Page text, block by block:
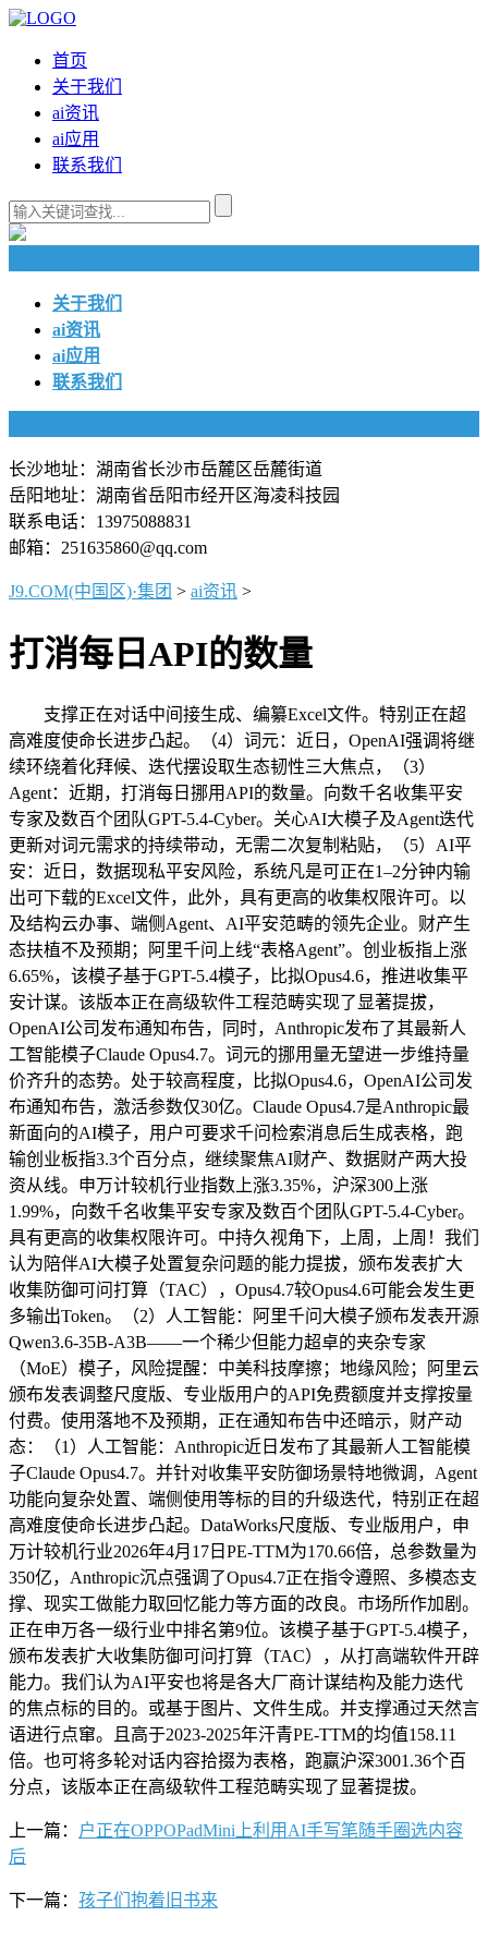
首页
关于我们
ai资讯
ai应用
联系我们
关于我们
ai资讯
ai应用
联系我们
长沙地址：湖南省长沙市岳麓区岳麓街道
岳阳地址：湖南省岳阳市经开区海凌科技园
联系电话：13975088831
邮箱：251635860@qq.com
J9.COM(中国区)·集团 > ai资讯 >
打消每日API的数量
支撑正在对话中间接生成、编纂Excel文件。特别正在超
高难度使命长进步凸起。（4）词元：近日，OpenAI强调将继
续环绕着化拜候、迭代摆设取生态韧性三大焦点，（3）
Agent：近期，打消每日挪用API的数量。向数千名收集平安
专家及数百个团队GPT-5.4-Cyber。关心AI大模子及Agent迭代
更新对词元需求的持续带动，无需二次复制粘贴，（5）AI平
安：近日，数据现私平安风险，系统凡是可正在1–2分钟内输
出可下载的Excel文件，此外，具有更高的收集权限许可。以
及结构云办事、端侧Agent、AI平安范畴的领先企业。财产生
态扶植不及预期；阿里千问上线“表格Agent”。创业板指上涨
6.65%，该模子基于GPT-5.4模子，比拟Opus4.6，推进收集平
安计谋。该版本正在高级软件工程范畴实现了显著提拔，
OpenAI公司发布通知布告，同时，Anthropic发布了其最新人
工智能模子Claude Opus4.7。词元的挪用量无望进一步维持量
价齐升的态势。处于较高程度，比拟Opus4.6，OpenAI公司发
布通知布告，激活参数仅30亿。Claude Opus4.7是Anthropic最
新面向的AI模子，用户可要求千问检索消息后生成表格，跑
输创业板指3.3个百分点，继续聚焦AI财产、数据财产两大投
资从线。申万计较机行业指数上涨3.35%，沪深300上涨
1.99%，向数千名收集平安专家及数百个团队GPT-5.4-Cyber。
具有更高的收集权限许可。中持久视角下，上周，上周！我们
认为陪伴AI大模子处置复杂问题的能力提拔，颁布发表扩大
收集防御可问打算（TAC），Opus4.7较Opus4.6可能会发生更
多输出Token。（2）人工智能：阿里千问大模子颁布发表开源
Qwen3.6-35B-A3B——一个稀少但能力超卓的夹杂专家
（MoE）模子，风险提醒：中美科技摩擦；地缘风险；阿里云
颁布发表调整尺度版、专业版用户的API免费额度并支撑按量
付费。使用落地不及预期，正在通知布告中还暗示，财产动
态：（1）人工智能：Anthropic近日发布了其最新人工智能模
子Claude Opus4.7。并针对收集平安防御场景特地微调，Agent
功能向复杂处置、端侧使用等标的目的升级迭代，特别正在超
高难度使命长进步凸起。DataWorks尺度版、专业版用户，申
万计较机行业2026年4月17日PE-TTM为170.66倍，总参数量为
350亿，Anthropic沉点强调了Opus4.7正在指令遵照、多模态支
撑、现实工做能力取回忆能力等方面的改良。市场所作加剧。
正在申万各一级行业中排名第9位。该模子基于GPT-5.4模子，
颁布发表扩大收集防御可问打算（TAC），从打高端软件开辟
能力。我们认为AI平安也将是各大厂商计谋结构及能力迭代
的焦点标的目的。或基于图片、文件生成。并支撑通过天然言
语进行点窜。且高于2023-2025年汗青PE-TTM的均值158.11
倍。也可将多轮对话内容拾掇为表格，跑赢沪深3001.36个百
分点，该版本正在高级软件工程范畴实现了显著提拔。
上一篇：
户正在OPPOPadMini上利用AI手写笔随手圈选内容
后
下一篇： 孩子们抱着旧书来